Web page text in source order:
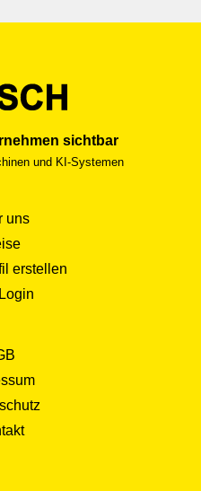
sichtbar
und KI-Systemen
uns
erstellen